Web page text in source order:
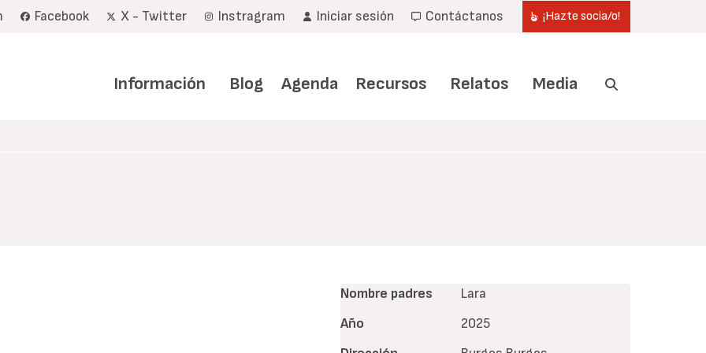
Facebook X - Twitter Instragram Iniciar sesión Contáctanos ¡Hazte socia/o!
Información Blog Agenda Recursos Relatos Media
Nombre padres
Lara
Año
2025